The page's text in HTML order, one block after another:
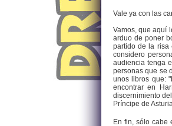
Vale ya con las
Vamos, que aquí
arduo de poner
partido de la risa
considero
audiencia tenga
personas que se
unos libros que:
encontrar en
discernimiento
Príncipe de
En fin, sólo cabe